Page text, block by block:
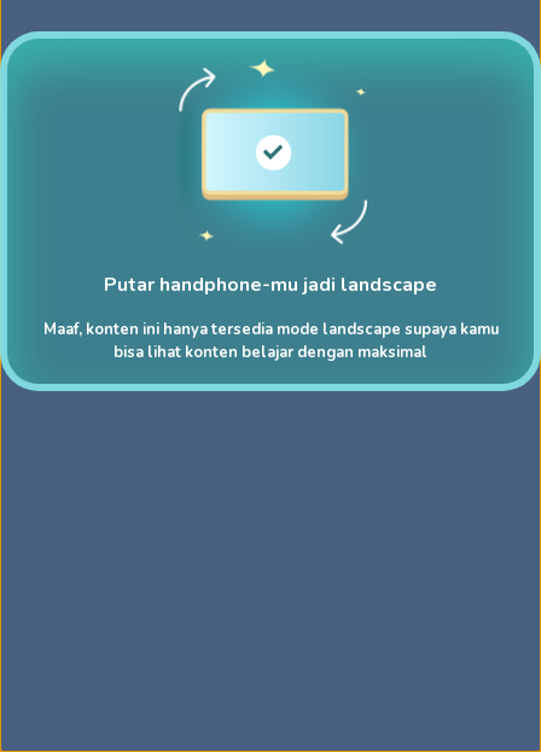
Putar handphone-mu jadi landscape
Maaf, konten ini hanya tersedia mode landscape supaya kamu
bisa lihat konten belajar dengan maksimal